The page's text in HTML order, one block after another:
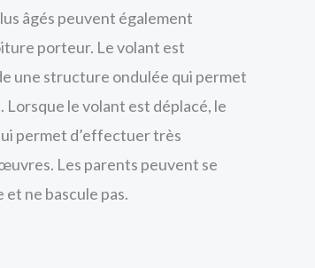
âgés peuvent également
porteur. Le volant est
une structure ondulée qui permet
le volant est déplacé, le
permet d’effectuer très
Les parents peuvent se
ne bascule pas.